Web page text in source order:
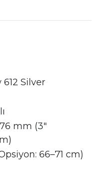
612 Silver
mm (3"
66–71 cm)